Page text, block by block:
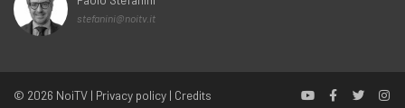
stefanini@noitv.it
© 2026 NoiTV | Privacy policy | Credits